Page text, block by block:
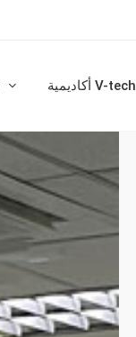
أكاديمية V-tech